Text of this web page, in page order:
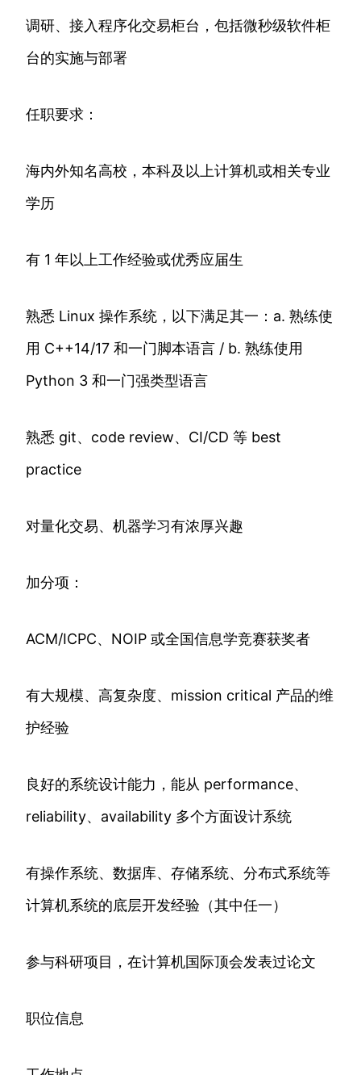
调研、接入程序化交易柜台，包括微秒级软件柜
台的实施与部署
任职要求：
海内外知名高校，本科及以上计算机或相关专业
学历
有 1 年以上工作经验或优秀应届生
熟悉 Linux 操作系统，以下满足其一：a. 熟练使
用 C++14/17 和一门脚本语言 / b. 熟练使用
Python 3 和一门强类型语言
熟悉 git、code review、CI/CD 等 best
practice
对量化交易、机器学习有浓厚兴趣
加分项：
ACM/ICPC、NOIP 或全国信息学竞赛获奖者
有大规模、高复杂度、mission critical 产品的维
护经验
良好的系统设计能力，能从 performance、
reliability、availability 多个方面设计系统
有操作系统、数据库、存储系统、分布式系统等
计算机系统的底层开发经验（其中任一）
参与科研项目，在计算机国际顶会发表过论文
职位信息